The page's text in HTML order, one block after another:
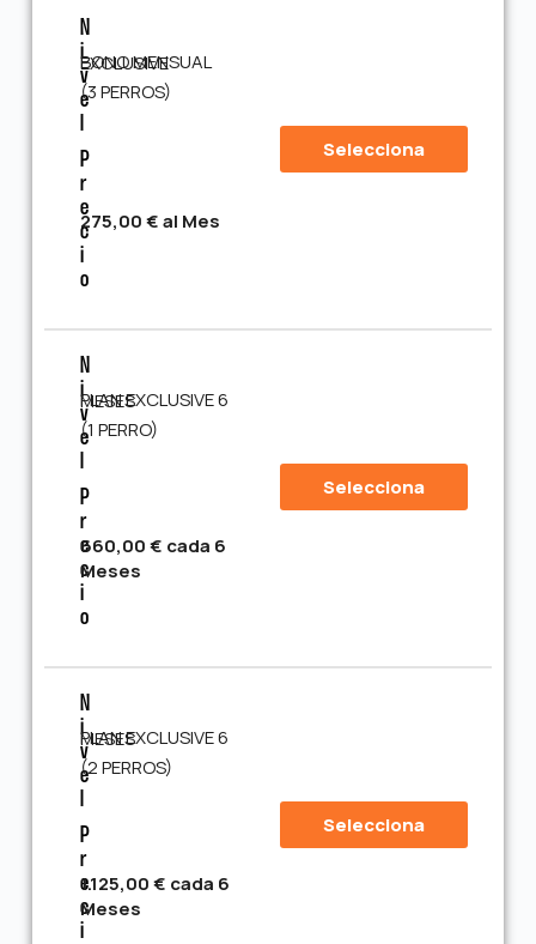
N
I
V
E
P
R
E
C
I
O
BONO MENSUAL EXCLUSIVE
(3 PERROS)
275,00 € al Mes
Selecciona
N
I
V
E
P
R
E
C
I
O
PLAN EXCLUSIVE 6 MESES
(1 PERRO)
660,00 € cada 6
Meses
Selecciona
N
I
V
E
P
R
E
C
I
PLAN EXCLUSIVE 6 MESES
(2 PERROS)
1.125,00 € cada 6
Meses
Selecciona